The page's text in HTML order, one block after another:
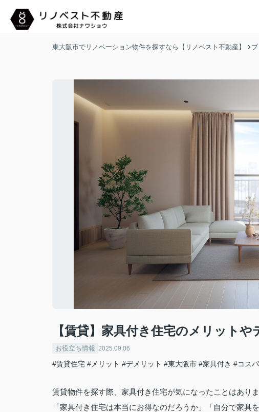
東大阪市でリノベーション物件を探すなら【リノベスト不動産】
【賃貸】家具付き住宅のメリットや
お役立ち情報 2025.09.06
#賃貸住宅 #メリット #デメリット #東大阪市 #家具付き #コスパ
賃貸物件を探す際、家具付き住宅が気になったことはあり
「家具付き住宅は本当にお得なのだろうか」「自分で家